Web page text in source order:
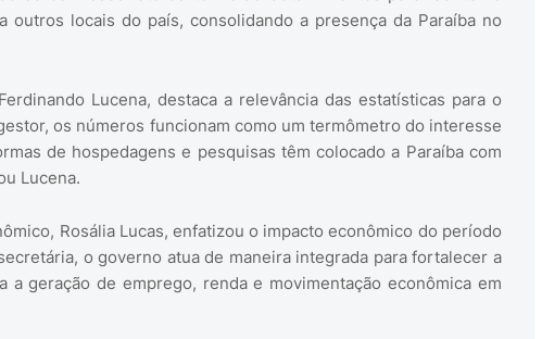
locais do país, consolidando a presença da Paraíba no
Lucena, destaca a relevância das estatísticas para o
os números funcionam como um termômetro do interesse
de hospedagens e pesquisas têm colocado a Paraíba com
Lucena.
Rosália Lucas, enfatizou o impacto econômico do período
o governo atua de maneira integrada para fortalecer a
geração de emprego, renda e movimentação econômica em